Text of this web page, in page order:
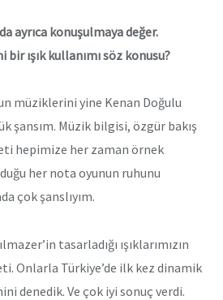
ayrıca konuşulmaya değer.
bir ışık kullanımı söz konusu?
müziklerini yine Kenan Doğulu
şansım. Müzik bilgisi, özgür bakış
hepimize her zaman örnek
her nota oyunun ruhunu
çok şanslıyım.
tasarladığı ışıklarımızın
Onlarla Türkiye’de ilk kez dinamik
denedik. Ve çok iyi sonuç verdi.